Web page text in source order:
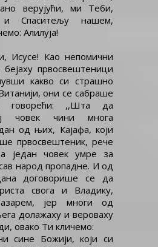
верујући, ми Теби,
и Спаситељу нашем,
Алилуја!
Исусе! Као непомични
првосвештеници
какво си страшно
они се сабраше
говорећи: ,,Шта да
човек чини многа
од њих, Кајафа, који
првосвештеник, рече
један човек умре за
народ пропадне. И од
договорише се да
свога и Владику,
јер многи од
долажаху и вероваху
овако Ти кличемо:
сине Божији, који си